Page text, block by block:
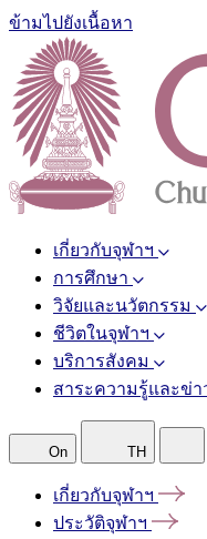
ข้ามไปยังเนื้อหา
เกี่ยวกับจุฬาฯ
การศึกษา
วิจัยและนวัตกรรม
ชีวิตในจุฬาฯ
บริการสังคม
สาระความรู้และข่า
On TH
เกี่ยวกับจุฬาฯ
ประวัติจุฬาฯ